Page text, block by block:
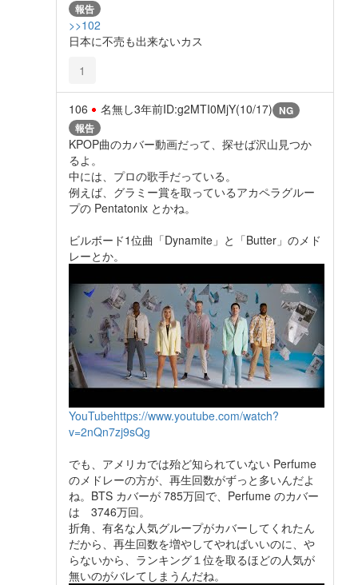
報告
>>102
日本に不売も出来ないカス
1
106 名無し3年前ID:g2MTI0MjY(10/17) NG
報告
KPOP曲のカバー動画だって、探せば沢山見つか
るよ。
中には、プロの歌手だっている。
例えば、グラミー賞を取っているアカペラグルー
プの Pentatonix とかね。
ビルボード1位曲「Dynamite」と「Butter」のメド
レーとか。
YouTubehttps://www.youtube.com/watch?
v=2nQn7zj9sQg
でも、アメリカでは殆ど知られていない Perfume
のメドレーの方が、再生回数がずっと多いんだよ
ね。BTS カバーが 785万回で、Perfume のカバー
は 3746万回。
折角、有名な人気グループがカバーしてくれたん
だから、再生回数を増やしてやればいいのに、や
らないから、ランキング１位を取るほどの人気が
無いのがバレてしまうんだね。